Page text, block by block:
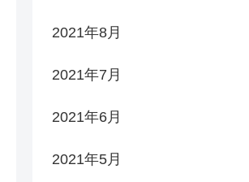
2021年8月
2021年7月
2021年6月
2021年5月